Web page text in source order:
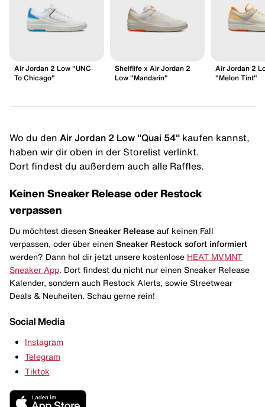
Air Jordan 2 Low "UNC
To Chicago"
Shelflife x Air Jordan 2
Low "Mandarin"
Air Jordan 2
"Melon Tint"
Wo du den Air Jordan 2 Low "Quai 54" kaufen kannst,
haben wir dir oben in der Storelist verlinkt.
Dort findest du außerdem auch alle Raffles.
Keinen Sneaker Release oder Restock
verpassen
Du möchtest diesen Sneaker Release auf keinen Fall
verpassen, oder über einen Sneaker Restock sofort informiert
werden? Dann hol dir jetzt unsere kostenlose HEAT MVMNT
Sneaker App . Dort findest du nicht nur einen Sneaker Release
Kalender, sondern auch Restock Alerts, sowie Streetwear
Deals & Neuheiten. Schau gerne rein!
Social Media
Instagram
Telegram
Tiktok